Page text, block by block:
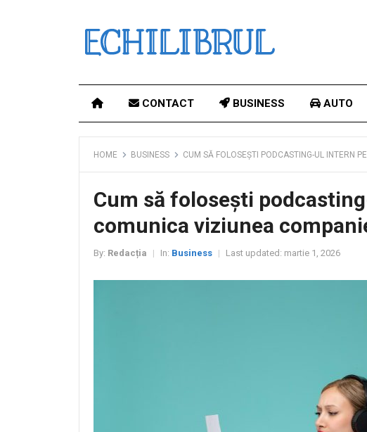
CONTACT BUSINESS AUTO
HOME BUSINESS CUM SĂ FOLOSEȘTI PODCASTING-UL INTERN
Cum să folosești
comunica viziunea
By: Redacția In: Business Last updated: martie 1, 2026